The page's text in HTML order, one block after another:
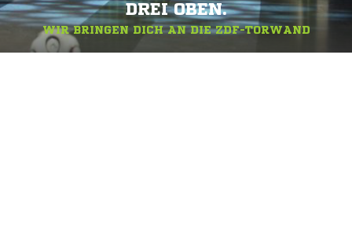
DREI OBEN.
WIR BRINGEN DICH AN DIE ZDF-TORWAND